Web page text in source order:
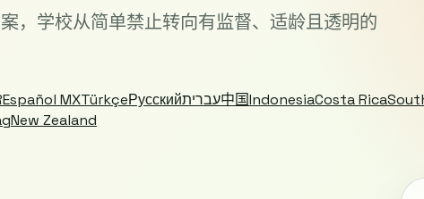
，学校从简单禁止转向有监督、适龄且透明的
Español MXTürkçeРусскийעברית中国IndonesiaCosta Rica
New Zealand